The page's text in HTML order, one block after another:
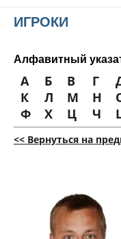
ИГРОКИ
Алфавитный
А Б В Г
К
Л М Н
Ф
Х Ц Ч
<< Вернуться на